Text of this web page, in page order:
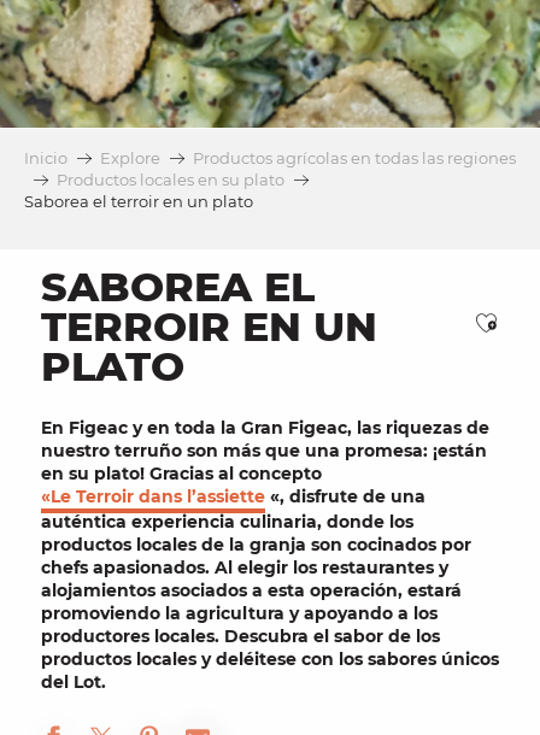
Inicio Explore
Productos agrícolas en todas las regiones
Productos locales en su plato
Saborea el terroir en un plato
SABOREA EL
TERROIR EN UN
PLATO
En Figeac y en toda la Gran Figeac, las riquezas de
nuestro terruño son más que una promesa: ¡están
en su plato! Gracias al concepto
«Le Terroir dans l’assiette «, disfrute de una
auténtica experiencia culinaria, donde los
productos locales de la granja son cocinados por
chefs apasionados. Al elegir los restaurantes y
alojamientos asociados a esta operación, estará
promoviendo la agricultura y apoyando a los
productores locales. Descubra el sabor de los
productos locales ydeléitese con los sabores únicos
del Lot.